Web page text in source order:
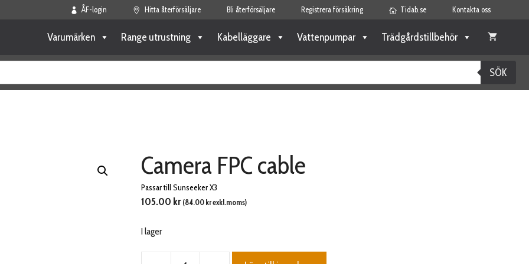
ÅF-login Hitta återförsäljare Bli återförsäljare Registrera försäkring Tidab.se Kontakta oss
Varumärken Range utrustning Kabelläggare Vattenpumpar Trädgårdstillbehör
SÖK
Camera FPC cable
Passar till Sunseeker X3
105.00 kr (84.00 krexkl.moms)
I lager